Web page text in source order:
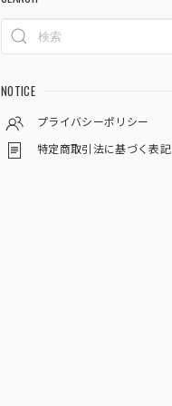
NOTICE
プライバシーポリシー
特定商取引法に基づく表記